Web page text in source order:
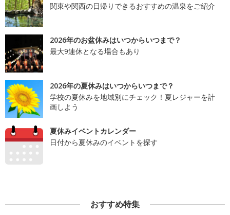
関東や関西の日帰りできるおすすめの温泉をご紹介
2026年のお盆休みはいつからいつまで？
最大9連休となる場合もあり
2026年の夏休みはいつからいつまで？
学校の夏休みを地域別にチェック！夏レジャーを計
画しよう
夏休みイベントカレンダー
日付から夏休みのイベントを探す
おすすめ特集